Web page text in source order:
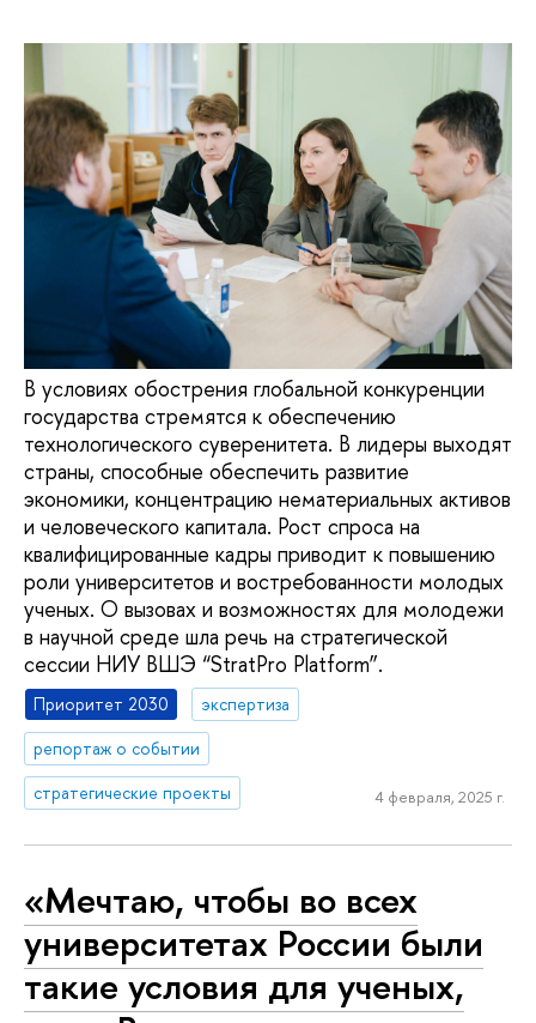
В условиях обострения глобальной конкуренции
государства стремятся к обеспечению
технологического суверенитета. В лидеры выходят
страны, способные обеспечить развитие
экономики, концентрацию нематериальных активов
и человеческого капитала. Рост спроса на
квалифицированные кадры приводит к повышению
роли университетов и востребованности молодых
ученых. О вызовах и возможностях для молодежи
в научной среде шла речь на стратегической
сессии НИУ ВШЭ “StratPro Platform”.
Приоритет 2030
экспертиза
репортаж о событии
стратегические проекты
4 февраля, 2025 г.
«Мечтаю, чтобы во всех
университетах России были
такие условия для ученых,